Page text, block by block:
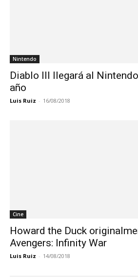
Nintendo
Diablo III llegará al
año
Luis Ruiz - 16/08/2018
Cine
Howard the Duck
Avengers: Infinity War
Luis Ruiz - 14/08/2018